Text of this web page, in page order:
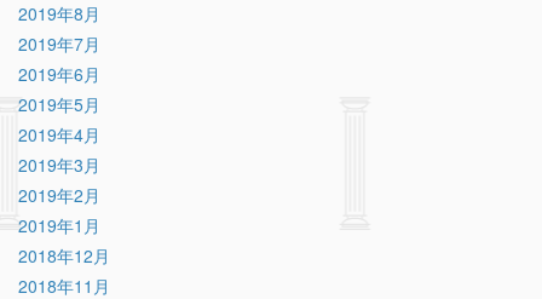
2019年8月
2019年7月
2019年6月
2019年5月
2019年4月
2019年3月
2019年2月
2019年1月
2018年12月
2018年11月